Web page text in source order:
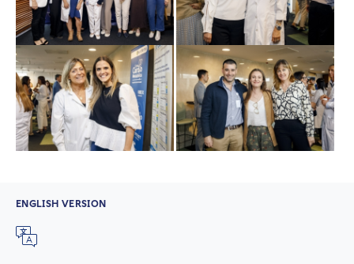
ENGLISH VERSION